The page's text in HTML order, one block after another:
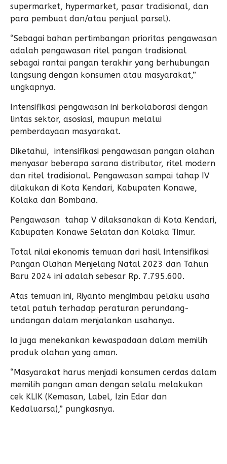
supermarket, hypermarket, pasar tradisional, dan
para pembuat dan/atau penjual parsel).
“Sebagai bahan pertimbangan prioritas pengawasan
adalah pengawasan ritel pangan tradisional
sebagai rantai pangan terakhir yang berhubungan
langsung dengan konsumen atau masyarakat,”
ungkapnya.
Intensifikasi pengawasan ini berkolaborasi dengan
lintas sektor, asosiasi, maupun melalui
pemberdayaan masyarakat.
Diketahui, intensifikasi pengawasan pangan olahan
menyasar beberapa sarana distributor, ritel modern
dan ritel tradisional. Pengawasan sampai tahap IV
dilakukan di Kota Kendari, Kabupaten Konawe,
Kolaka dan Bombana.
Pengawasan tahap V dilaksanakan di Kota Kendari,
Kabupaten Konawe Selatan dan Kolaka Timur.
Total nilai ekonomis temuan dari hasil Intensifikasi
Pangan Olahan Menjelang Natal 2023 dan Tahun
Baru 2024 ini adalah sebesar Rp. 7.795.600.
Atas temuan ini, Riyanto mengimbau pelaku usaha
tetal patuh terhadap peraturan perundang-
undangan dalam menjalankan usahanya.
Ia juga menekankan kewaspadaan dalam memilih
produk olahan yang aman.
“Masyarakat harus menjadi konsumen cerdas dalam
memilih pangan aman dengan selalu melakukan
cek KLIK (Kemasan, Label, Izin Edar dan
Kedaluarsa),” pungkasnya.